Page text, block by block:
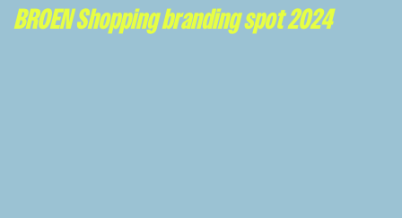
BROEN Shopping branding spot 2024